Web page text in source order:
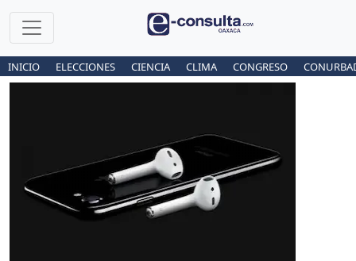
INICIO ELECCIONES CIENCIA CLIMA CONGRESO